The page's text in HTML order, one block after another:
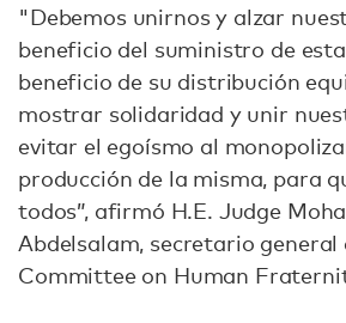
"Debemos unirnos y alzar
beneficio del suministro de
beneficio de su distribución
mostrar solidaridad y unir
evitar el egoísmo al
producción de la misma, para
todos”, afirmó H.E. Judge
Abdelsalam, secretario general
Committee on Human